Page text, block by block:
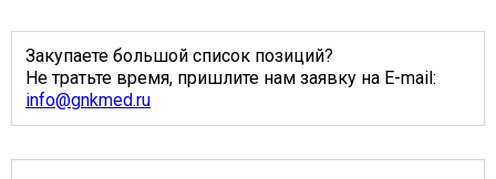
Закупаете большой список позиций?
Не тратьте время, пришлите нам заявку на E-mail:
info@gnkmed.ru